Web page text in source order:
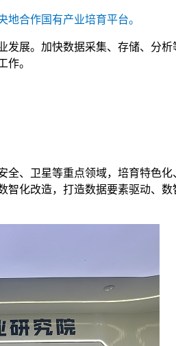
合作国有产业培育平台。
展。加快数据采集、存储、分
作。
、卫星等重点领域，培育特色
化改造，打造数据要素驱动、